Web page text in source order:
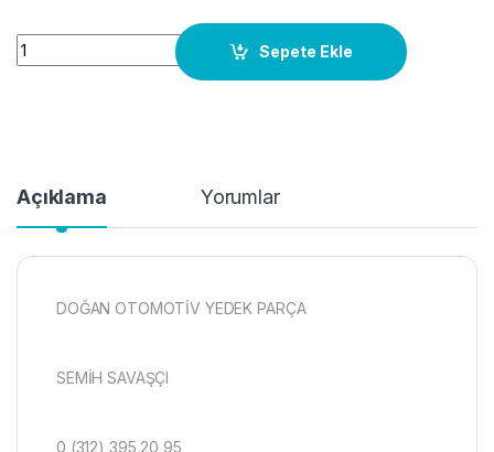
6U0129607B HAVA FİLTRE KUTUSU SKODA FELICIA 1,3-1.6-
Sepete Ekle
Açıklama Yorumlar
DOĞAN OTOMOTİV YEDEK PARÇA
SEMİH SAVAŞÇI
0 (312) 395 20 95